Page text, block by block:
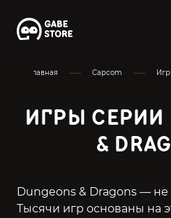
Главная Capcom
ИГРЫ СЕРИИ
&
Dungeons & Dragons — не
Тысячи игр основаны на